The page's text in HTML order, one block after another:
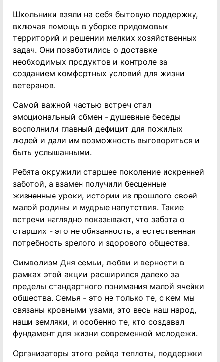
Школьники взяли на себя бытовую поддержку,
включая помощь в уборке придомовых
территорий и решении мелких хозяйственных
задач. Они позаботились о доставке
необходимых продуктов и контроле за
созданием комфортных условий для жизни
ветеранов.
Самой важной частью встреч стал
эмоциональный обмен - душевные беседы
восполнили главный дефицит для пожилых
людей и дали им возможность выговориться и
быть услышанными.
Ребята окружили старшее поколение искренней
заботой, а взамен получили бесценные
жизненные уроки, истории из прошлого своей
малой родины и мудрые напутствия. Такие
встречи наглядно показывают, что забота о
старших - это не обязанность, а естественная
потребность зрелого и здорового общества.
Символизм Дня семьи, любви и верности в
рамках этой акции расширился далеко за
пределы стандартного понимания малой ячейки
общества. Семья - это не только те, с кем мы
связаны кровными узами, это весь наш народ,
наши земляки, и особенно те, кто создавал
фундамент для жизни современной молодежи.
Организаторы этого рейда теплоты, поддержки